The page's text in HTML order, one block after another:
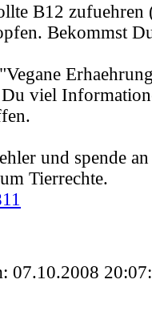
B12 zufuehren
Bekommst
viel
und spende
Tierrechte.
07.10.2008